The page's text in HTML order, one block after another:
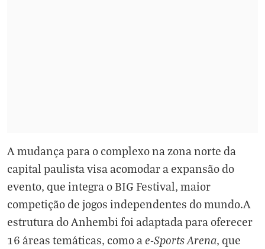
A mudança para o complexo na zona norte da
capital paulista visa acomodar a expansão do
evento, que integra o BIG Festival, maior
competição de jogos independentes do mundo.A
estrutura do Anhembi foi adaptada para oferecer
16 áreas temáticas, como a e-Sports Arena, que